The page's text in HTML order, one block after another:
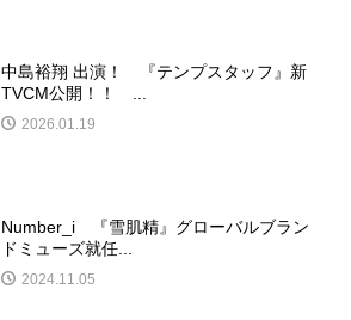
中島裕翔 出演！ 『テンプスタッフ』新
TVCM公開！！ ...
2026.01.19
Number_i 『雪肌精』グローバルブラン
ドミューズ就任...
2024.11.05